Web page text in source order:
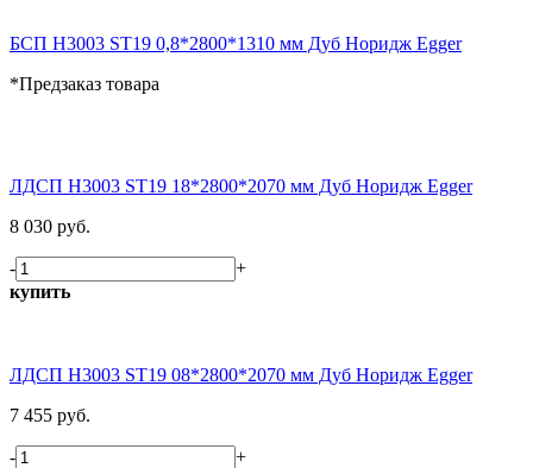
БСП H3003 ST19 0,8*2800*1310 мм Дуб Норидж Egger
*Предзаказ товара
ЛДСП H3003 ST19 18*2800*2070 мм Дуб Норидж Egger
8 030 руб.
-
+
купить
ЛДСП H3003 ST19 08*2800*2070 мм Дуб Норидж Egger
7 455 руб.
-
+